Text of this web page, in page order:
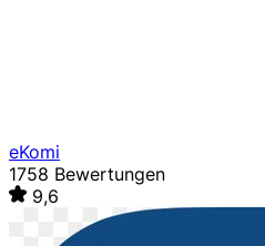
eKomi
1758 Bewertungen
9,6